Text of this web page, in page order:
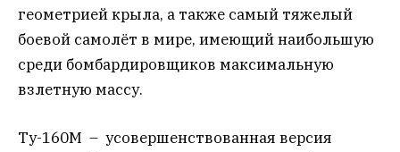
геометрией крыла, а также самый тяжелый
боевой самолёт в мире, имеющий наибольшую
среди бомбардировщиков максимальную
взлетную массу.
Ту-160М – усовершенствованная версия